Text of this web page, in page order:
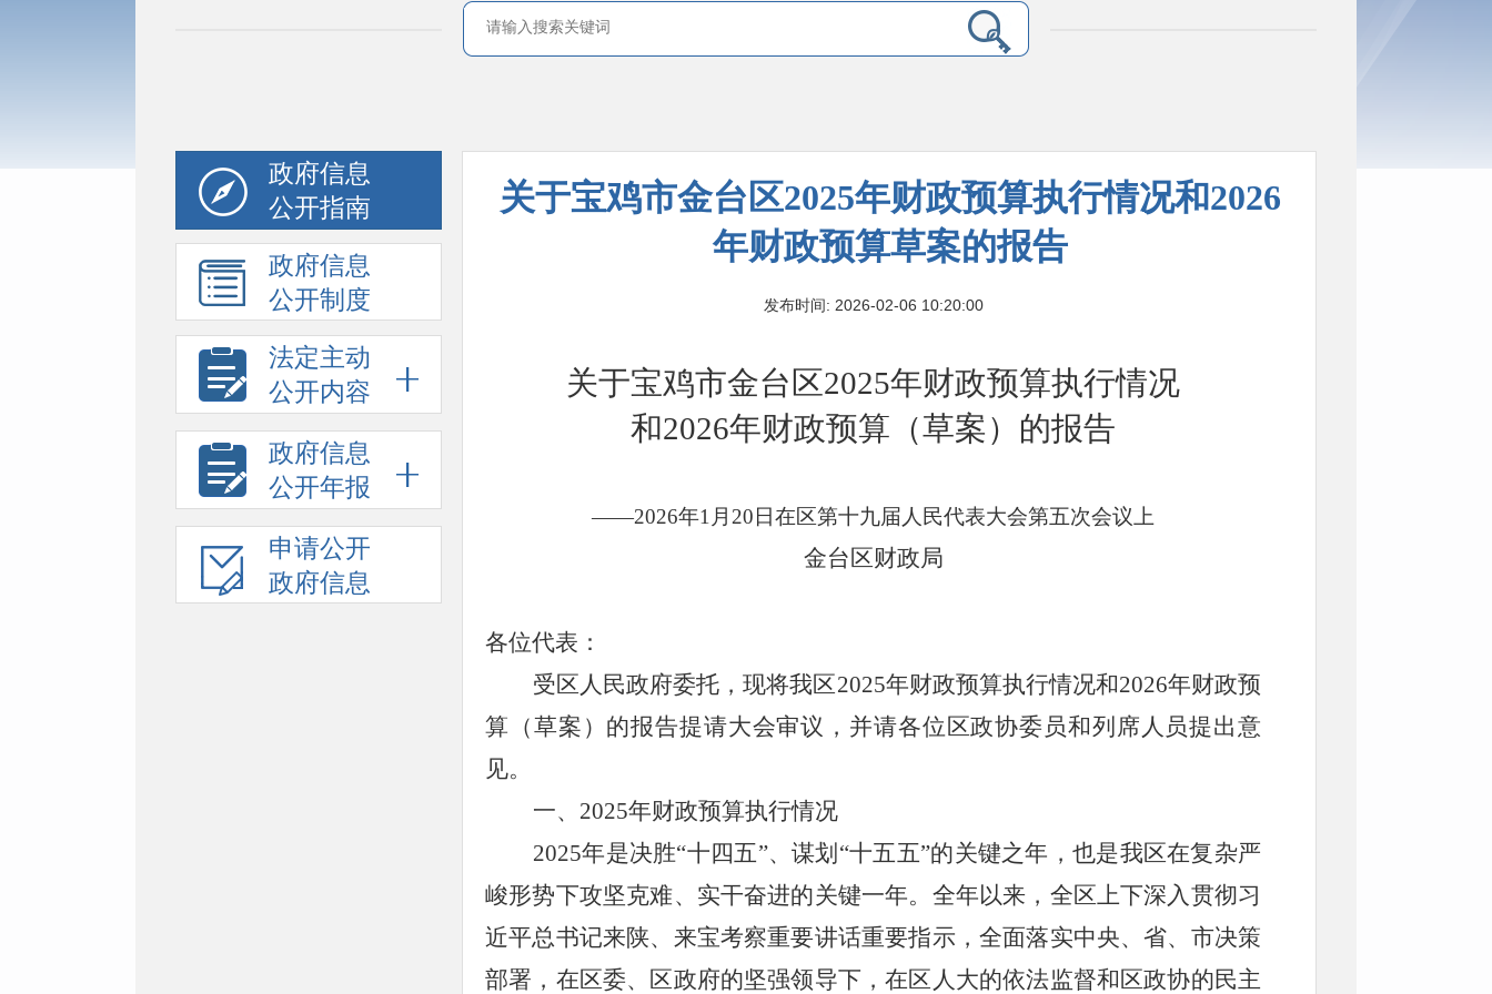
政府信息
公开指南
政府信息
公开制度
法定主动
公开内容
政府信息
公开年报
申请公开
政府信息
关于宝鸡市金台区2025年财政预算执行情况和2026
年财政预算草案的报告
发布时间: 2026-02-06 10:20:00
关于宝鸡市金台区2025年财政预算执行情况
和2026年财政预算 （草案） 的报告
——2026年1 月 20 日在区第十九届人民代表大会第五次会议上
金台区财政局
各位代表：
受区人民政府委托，现将我区2025年财政预算执行情况和2026年财政预
算 （草案 ） 的报告提请大会审议，并请各位 区政协委员和列席人员提出意
见。
一、 2025年财政预算执行情况
2025年是决胜“十四五”、谋划 “十五五”的关键之年，也是我区在复杂严
峻形势下攻坚克难、实干奋进的关键一年。全年以来，全区上下深入贯彻习
近平总书记来陕、 来宝考察重要讲话重要指示，全面落实中央、省、 市决策
部署，在区委、区政府的坚强领导下，在区人大的依法监督和区政协的民主